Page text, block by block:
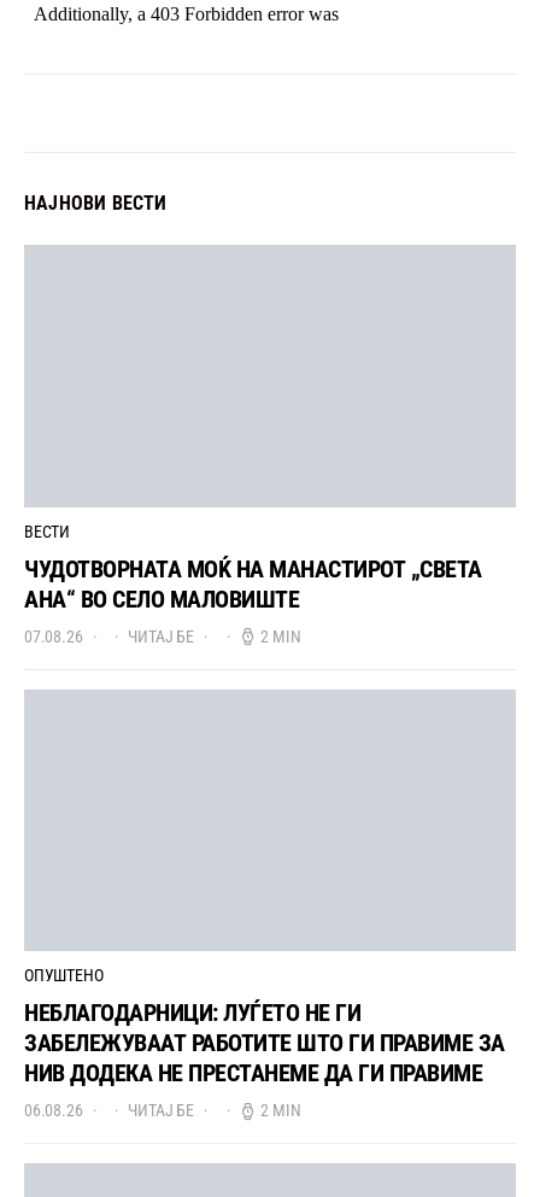
НАЈНОВИ ВЕСТИ
ВЕСТИ
ЧУДОТВОРНАТА МОЌ НА МАНАСТИРОТ „СВЕТА
АНА“ ВО СЕЛО МАЛОВИШТЕ
07.08.26 ЧИТАЈ БЕ 2 MIN
ОПУШТЕНО
НЕБЛАГОДАРНИЦИ: ЛУЃЕТО НЕ ГИ
ЗАБЕЛЕЖУВААТ РАБОТИТЕ ШТО ГИ ПРАВИМЕ ЗА
НИВ ДОДЕКА НЕ ПРЕСТАНЕМЕ ДА ГИ ПРАВИМЕ
06.08.26 ЧИТАЈ БЕ 2 MIN